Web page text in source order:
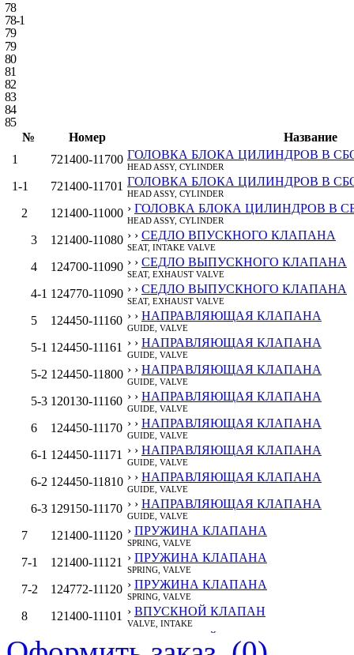
78
78‑1
79
79
80
81
82
83
84
85
№
Номер
Название
1
721400-11700 ГОЛОВКА БЛОКА ЦИЛИНДРОВ В
HEAD ASSY, CYLINDER
1‑1 721400-11701 ГОЛОВКА БЛОКА ЦИЛИНДРОВ В
HEAD ASSY, CYLINDER
2 121400-11000 › ГОЛОВКА БЛОКА ЦИЛИНДРОВ В
HEAD ASSY, CYLINDER
3 121400-11080 › › СЕДЛО ВПУСКНОГО КЛАПАНА
SEAT, INTAKE VALVE
4 124700-11090 › › СЕДЛО ВЫПУСКНОГО КЛАПАНА
SEAT, EXHAUST VALVE
4‑1 124770-11090 › › СЕДЛО ВЫПУСКНОГО КЛАПАНА
SEAT, EXHAUST VALVE
5 124450-11160 › › НАПРАВЛЯЮЩАЯ КЛАПАНА
GUIDE, VALVE
5‑1 124450-11161 › › НАПРАВЛЯЮЩАЯ КЛАПАНА
GUIDE, VALVE
5‑2 124450-11800 › › НАПРАВЛЯЮЩАЯ КЛАПАНА
GUIDE, VALVE
5‑3 120130-11160 › › НАПРАВЛЯЮЩАЯ КЛАПАНА
GUIDE, VALVE
6 124450-11170 › › НАПРАВЛЯЮЩАЯ КЛАПАНА
GUIDE, VALVE
6‑1 124450-11171 › › НАПРАВЛЯЮЩАЯ КЛАПАНА
GUIDE, VALVE
6‑2 124450-11810 › › НАПРАВЛЯЮЩАЯ КЛАПАНА
GUIDE, VALVE
6‑3 129150-11170 › › НАПРАВЛЯЮЩАЯ КЛАПАНА
GUIDE, VALVE
7 121400-11120 › ПРУЖИНА КЛАПАНА
SPRING, VALVE
7‑1 121400-11121 › ПРУЖИНА КЛАПАНА
SPRING, VALVE
7‑2 124772-11120 › ПРУЖИНА КЛАПАНА
SPRING, VALVE
8 121400-11101 › ВПУСКНОЙ КЛАПАН
VALVE, INTAKE
9 ВЫПУСКНОЙ КЛАПАН
VALVE, EXHAUST